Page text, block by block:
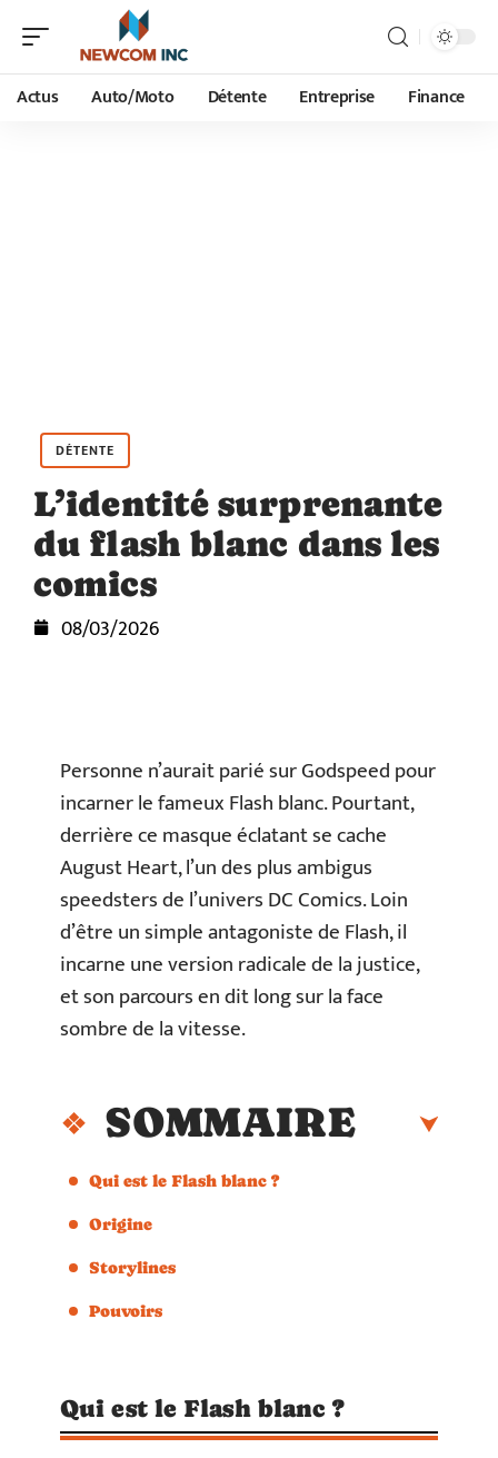
Actus Auto/Moto Détente Entreprise Finance
DÉTENTE
L’identité surprenante
du flash blanc dans les
comics
08/03/2026
Personne n’aurait parié sur Godspeed pour
incarner le fameux Flash blanc. Pourtant,
derrière ce masque éclatant se cache
August Heart, l’un des plus ambigus
speedsters de l’univers DC Comics. Loin
d’être un simple antagoniste de Flash, il
incarne une version radicale de la justice,
et son parcours en dit long sur la face
sombre de la vitesse.
SOMMAIRE
Qui est le Flash blanc ?
Origine
Storylines
Pouvoirs
Qui est le Flash blanc ?